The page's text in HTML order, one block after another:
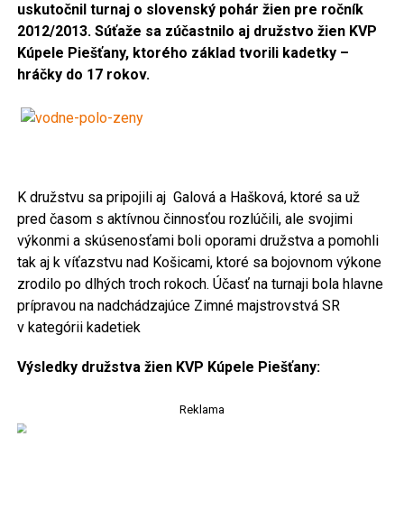
uskutočnil turnaj o slovenský pohár žien pre ročník
2012/2013. Súťaže sa zúčastnilo aj družstvo žien KVP
Kúpele Piešťany, ktorého základ tvorili kadetky –
hráčky do 17 rokov.
K družstvu sa pripojili aj Galová a Hašková, ktoré sa už
pred časom s aktívnou činnosťou rozlúčili, ale svojimi
výkonmi a skúsenosťami boli oporami družstva a pomohli
tak aj k víťazstvu nad Košicami, ktoré sa bojovnom výkone
zrodilo po dlhých troch rokoch. Účasť na turnaji bola hlavne
prípravou na nadchádzajúce Zimné majstrovstvá SR
v kategórii kadetiek
Výsledky družstva žien KVP Kúpele Piešťany:
Reklama